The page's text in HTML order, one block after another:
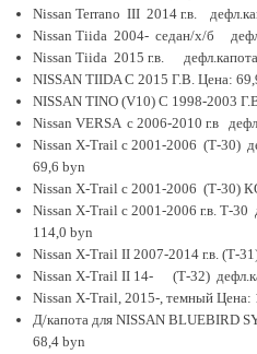
Nissan Terrano III 2014 г.в.
Nissan Tiida 2004- седан/х/б
Nissan Tiida 2015 г.в.
NISSAN TIIDA C 2015 Г.В. Цена:
NISSAN TINO (V10) С 1998-2003
Nissan VERSA с 2006-2010 г.в
Nissan X-Trail с 2001-2006 (Т-30)
69,6 byn
Nissan X-Trail с 2001-2006 (Т-30)
Nissan X-Trail с 2001-2006 г.в. Т-
114,0 byn
Nissan X-Trail II 2007-2014 г.в. (Т-
Nissan X-Trail II 14- (Т-32)
Nissan X-Trail, 2015-, темный Цена:
Д/капота для NISSAN BLUEBIRD
68,4 byn